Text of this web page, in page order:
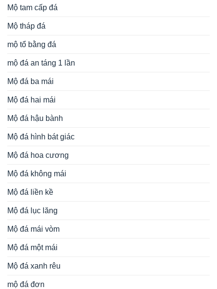
Mộ tam cấp đá
Mộ tháp đá
mộ tổ bằng đá
mộ đá an táng 1 lần
Mộ đá ba mái
Mộ đá hai mái
Mộ đá hậu bành
Mộ đá hình bát giác
Mộ đá hoa cương
Mộ đá không mái
Mộ đá liền kề
Mộ đá lục lăng
Mộ đá mái vòm
Mộ đá một mái
Mộ đá xanh rêu
mộ đá đơn